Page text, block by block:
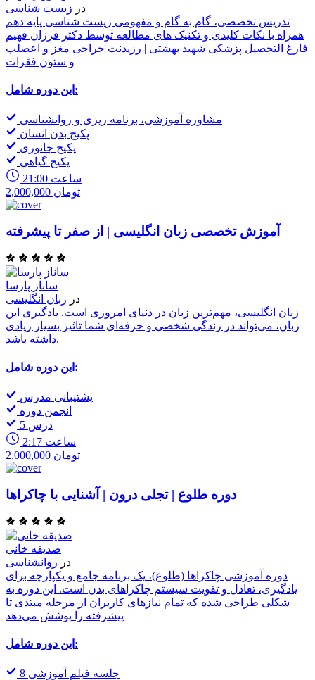
در زیست شناسی
تدریس تخصصی، گام به گام و مفهومی زیست شناسی پایه دهم
همراه با نکات کلیدی و تکنیک های مطالعه توسط دکتر فرزان فهیم
فارغ التحصیل پزشکی شهید بهشتی | رزیدنت جراحی مغز و اعصلب
و ستون فقرات
این دوره شامل:
مشاوره آموزشی، برنامه ریزی و روانشناسی
پکیج بدن انسان
پکیج جانوری
پکیج گیاهی
21:00 ساعت
2,000,000 تومان
آموزش تخصصی زبان انگلیسی | از صفر تا پیشرفته
ساناز پارسا
در زبان انگلیسی
زبان انگلیسی، مهم‌ترین زبان در دنیای امروزی است. یادگیری این
زبان، می‌تواند در زندگی شخصی و حرفه‌ای شما تاثیر بسیار زیادی
داشته باشد.
این دوره شامل:
پشتیبانی مدرس
انجمن دوره
5 درس
2:17 ساعت
2,000,000 تومان
دوره طلوع | تجلی درون | آشنایی با چاکراها
صدیقه خانی
در روانشناسی
دوره آموزشی چاکراها (طلوع)، یک برنامه جامع و یکپارچه برای
یادگیری، تعادل و تقویت سیستم چاکراهای بدن است. این دوره به
شکلی طراحی شده که تمام نیازهای کاربران از مرحله مبتدی تا
پیشرفته را پوشش می‌دهد
این دوره شامل:
8 جلسه فیلم آموزشی